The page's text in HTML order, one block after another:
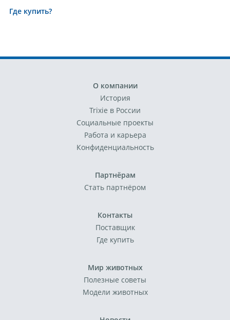
Где купить?
О компании
История
Trixie в России
Социальные проекты
Работа и карьера
Конфиденциальность
Партнёрам
Стать партнёром
Контакты
Поставщик
Где купить
Мир животных
Полезные советы
Модели животных